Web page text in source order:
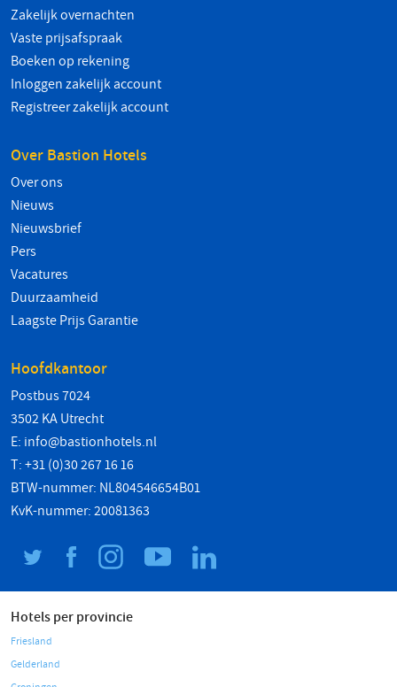
Zakelijk overnachten
Vaste prijsafspraak
Boeken op rekening
Inloggen zakelijk account
Registreer zakelijk account
Over Bastion Hotels
Over ons
Nieuws
Nieuwsbrief
Pers
Vacatures
Duurzaamheid
Laagste Prijs Garantie
Hoofdkantoor
Postbus 7024
3502 KA Utrecht
E: info@bastionhotels.nl
T: +31 (0)30 267 16 16
BTW-nummer: NL804546654B01
KvK-nummer: 20081363
Hotels per provincie
Friesland
Gelderland